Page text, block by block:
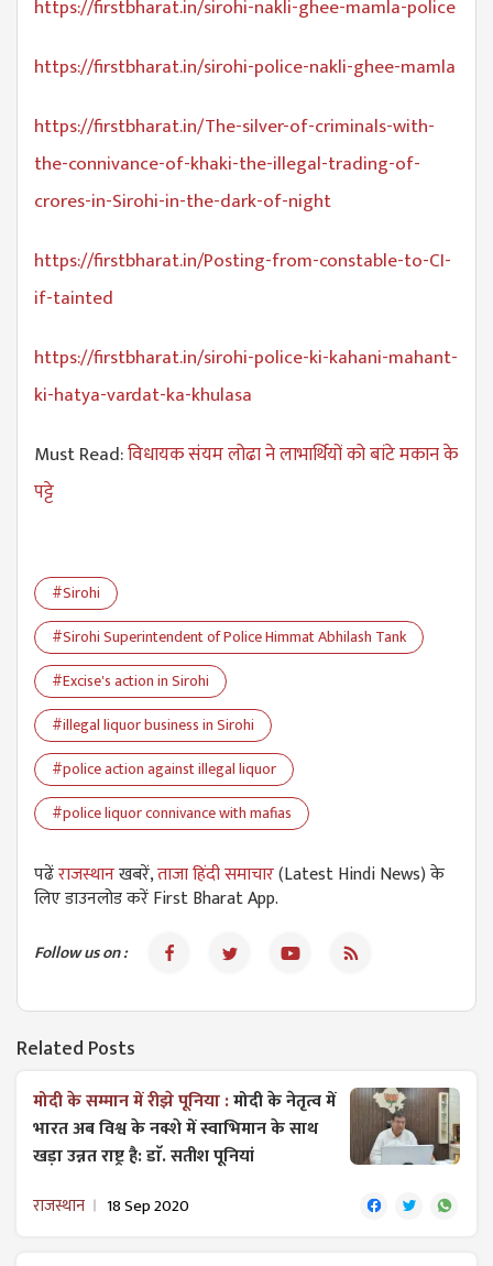
https://firstbharat.in/sirohi-nakli-ghee-mamla-police
https://firstbharat.in/sirohi-police-nakli-ghee-mamla
https://firstbharat.in/The-silver-of-criminals-with-
the-connivance-of-khaki-the-illegal-trading-of-
crores-in-Sirohi-in-the-dark-of-night
https://firstbharat.in/Posting-from-constable-to-CI-
if-tainted
https://firstbharat.in/sirohi-police-ki-kahani-mahant-
ki-hatya-vardat-ka-khulasa
Must Read:विधायक संयम लोढा ने लाभार्थियों को बांटे मकान के
पट्टे
#Sirohi
#Sirohi Superintendent of Police Himmat Abhilash Tank
#Excise's action in Sirohi
#illegal liquor business in Sirohi
#police action against illegal liquor
#police liquor connivance with mafias
पढेंराजस्थानखबरें,ताजा हिंदी समाचार(Latest Hindi News) के
लिए डाउनलोड करें First Bharat App.
Follow us on :
Related Posts
मोदी के सम्मान में रीझे पूनिया :मोदी के नेतृत्व में
भारत अब विश्व के नक्शे में स्वाभिमान के साथ
खड़ा उन्नत राष्ट्र है: डाॅ. सतीश पूनियां
राजस्थान 18 Sep 2020